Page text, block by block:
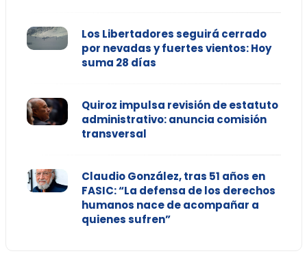
Los Libertadores seguirá cerrado
por nevadas y fuertes vientos: Hoy
suma 28 días
Quiroz impulsa revisión de estatuto
administrativo: anuncia comisión
transversal
Claudio González, tras 51 años en
FASIC: “La defensa de los derechos
humanos nace de acompañar a
quienes sufren”